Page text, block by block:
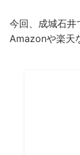
今回、成城石井
Amazonや楽天